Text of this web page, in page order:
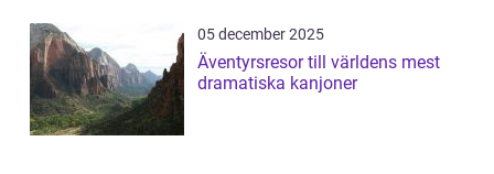
05 december 2025
Äventyrsresor till världens mest
dramatiska kanjoner